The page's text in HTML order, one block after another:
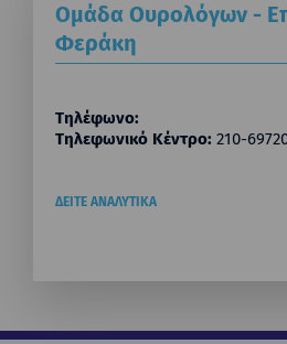
Ομάδα Ουρολόγων -
Φεράκη
Τηλέφωνο:
Τηλεφωνικό Κέντρο: 210-
ΔΕΙΤΕ ΑΝΑΛΥΤΙΚΑ